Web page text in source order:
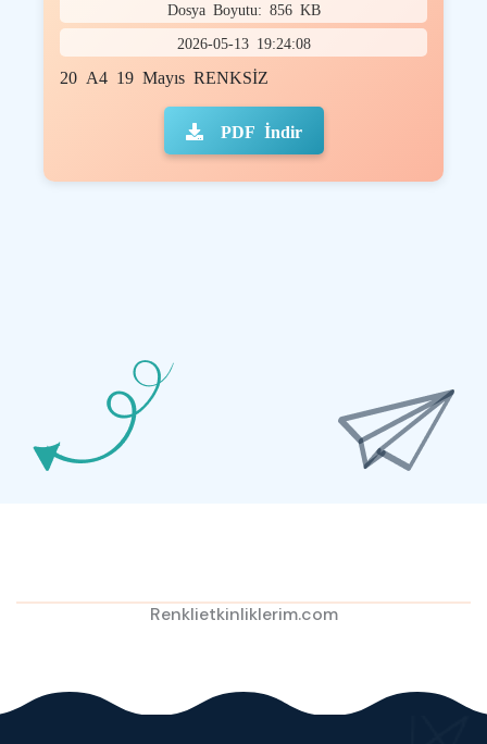
Dosya Boyutu: 856 KB
2026-05-13 19:24:08
20 A4 19 Mayıs RENKSİZ
PDF İndir
Renklietkinliklerim.com